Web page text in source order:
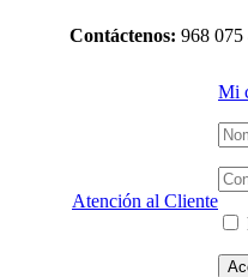
Contáctenos: 968 075
Atención al Cliente
Mi